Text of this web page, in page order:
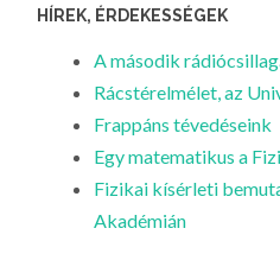
HÍREK, ÉRDEKESSÉGEK
A második
Rácstérelmélet, az
Frappáns tévedéseink
Egy matematikus a
Fizikai kísérleti
Akadémián